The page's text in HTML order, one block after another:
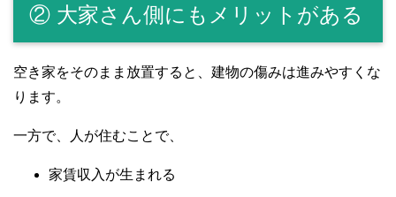
② 大家さん側にもメリットがある
空き家をそのまま放置すると、建物の傷みは進みやすくな
ります。
一方で、人が住むことで、
家賃収入が生まれる